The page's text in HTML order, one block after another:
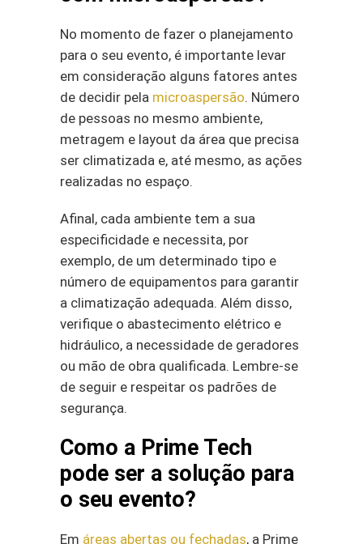
No momento de fazer o planejamento
para o seu evento, é importante levar
em consideração alguns fatores antes
de decidir pela microaspersão. Número
de pessoas no mesmo ambiente,
metragem e layout da área que precisa
ser climatizada e, até mesmo, as ações
realizadas no espaço.
Afinal, cada ambiente tem a sua
especificidade e necessita, por
exemplo, de um determinado tipo e
número de equipamentos para garantir
a climatização adequada. Além disso,
verifique o abastecimento elétrico e
hidráulico, a necessidade de geradores
ou mão de obra qualificada. Lembre-se
de seguir e respeitar os padrões de
segurança.
Como a Prime Tech
pode ser a solução para
o seu evento?
Em áreas abertas ou fechadas, a Prime